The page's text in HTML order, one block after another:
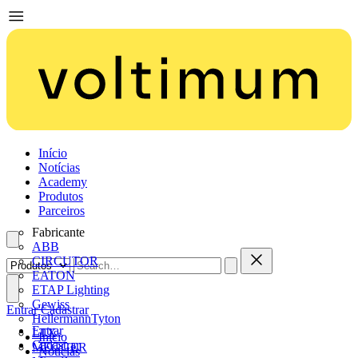
Início
Notícias
Academy
Produtos
Parceiros
Fabricante
ABB
CIRCUTOR
EATON
ETAP Lighting
Gewiss
HellermannTyton
LTX
MEGGER
Entrar
Cadastrar
Entrar Cadastrar
Início
Notícias